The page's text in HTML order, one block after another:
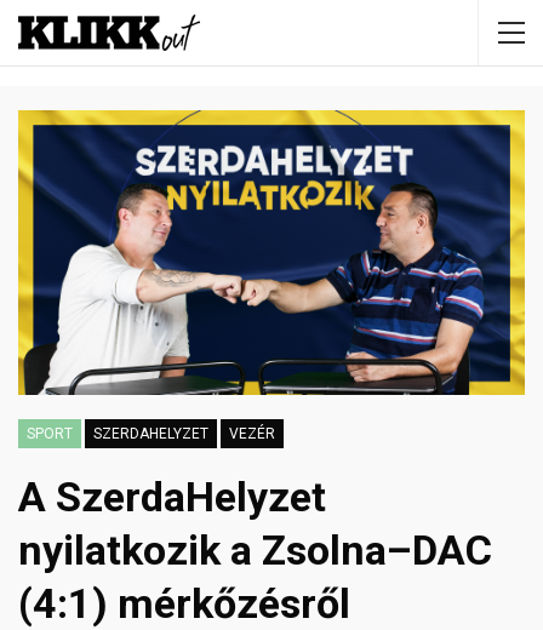
SPORT SZERDAHELYZET VEZÉR
A SzerdaHelyzet
nyilatkozik a Zsolna–DAC
(4:1) mérkőzésről